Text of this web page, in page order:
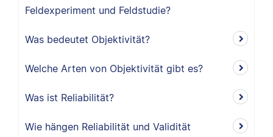
Feldexperiment und Feldstudie?
Was bedeutet Objektivität?
Welche Arten von Objektivität gibt es?
Was ist Reliabilität?
Wie hängen Reliabilität und Validität